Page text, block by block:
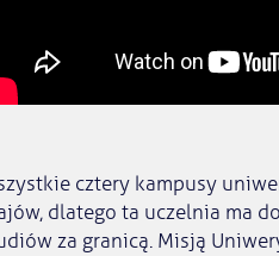
cztery kampusy
dlatego ta uczelnia ma
za granicą. Misją